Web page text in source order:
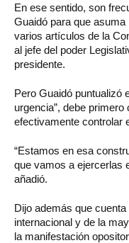
En ese sentido, son
Guaidó para que
varios artículos de la
al jefe del poder
presidente.
Pero Guaidó puntualizó
urgencia”, debe primero
efectivamente controlar
“Estamos en esa
que vamos a ejercerlas
añadió.
Dijo además que
internacional y de la
la manifestación